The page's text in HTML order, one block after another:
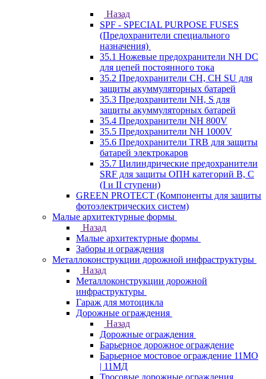
Назад
SPF - SPECIAL PURPOSE FUSES
(Предохранители специального
назначения)
35.1 Ножевые предохранители NH DC
для цепей постоянного тока
35.2 Предохранители CH, CH SU для
защиты акуммуляторных батарей
35.3 Предохранители NH, S для
защиты акуммуляторных батарей
35.4 Предохранители NH 800V
35.5 Предохранители NH 1000V
35.6 Предохранители TRB для защиты
батарей электрокаров
35.7 Цилиндрические предохранители
SRF для защиты ОПН категорий B, C
(I и II ступени)
GREEN PROTECT (Компоненты для защиты
фотоэлектрических систем)
Малые архитектурные формы
Назад
Малые архитектурные формы
Заборы и ограждения
Металлоконструкции дорожной инфраструктуры
Назад
Металлоконструкции дорожной
инфраструктуры
Гараж для мотоцикла
Дорожные ограждения
Назад
Дорожные ограждения
Барьерное дорожное ограждение
Барьерное мостовое ограждение 11МО
| 11МД
Тросовые дорожные ограждения